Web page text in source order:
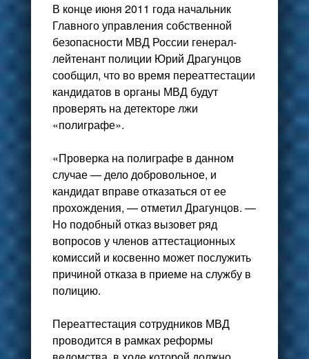
В конце июня 2011 года начальник
Главного управления собственной
безопасности МВД России генерал-
лейтенант полиции Юрий Драгунцов
сообщил, что во время переаттестации
кандидатов в органы МВД будут
проверять на детекторе лжи
«полиграфе».
«Проверка на полиграфе в данном
случае — дело добровольное, и
кандидат вправе отказаться от ее
прохождения, — отметил Драгунцов. —
Но подобный отказ вызовет ряд
вопросов у членов аттестационных
комиссий и косвенно может послужить
причиной отказа в приеме на службу в
полицию.
Переаттестация сотрудников МВД
проводится в рамках реформы